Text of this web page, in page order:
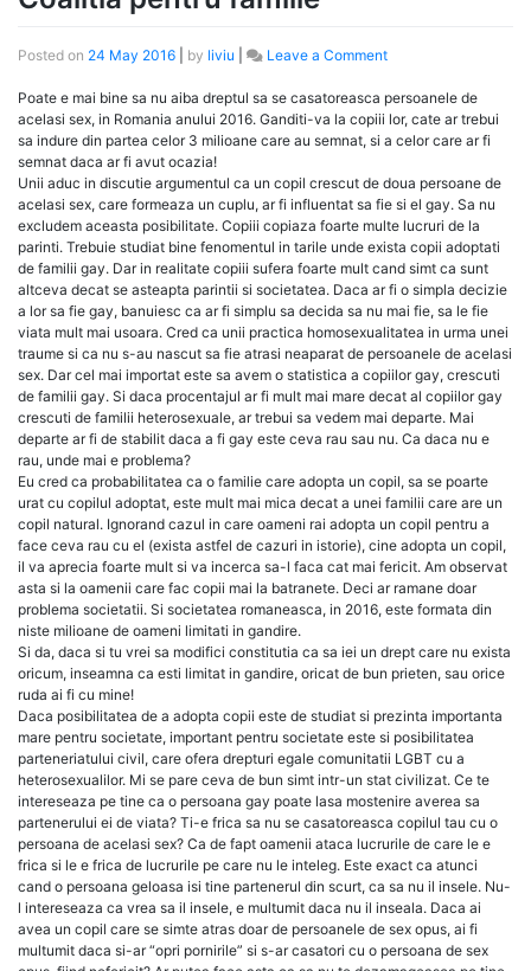
Posted on 24 May 2016 by liviu Leave a Commenton
pentru
familie
Poate e mai bine sa nu aiba dreptul sa se casatoreasca persoanele de
acelasi sex, in Romania anului 2016. Ganditi-va la copiii lor, cate ar trebui
sa indure din partea celor 3 milioane care au semnat, si a celor care ar fi
semnat daca ar fi avut ocazia!
Unii aduc in discutie argumentul ca un copil crescut de doua persoane de
acelasi sex, care formeaza un cuplu, ar fi influentat sa fie si el gay. Sa nu
excludem aceasta posibilitate. Copiii copiaza foarte multe lucruri de la
parinti. Trebuie studiat bine fenomentul in tarile unde exista copii adoptati
de familii gay. Dar in realitate copiii sufera foarte mult cand simt ca sunt
altceva decat se asteapta parintii si societatea. Daca ar fi o simpla decizie
a lor sa fie gay, banuiesc ca ar fi simplu sa decida sa nu mai fie, sa le fie
viata mult mai usoara. Cred ca unii practica homosexualitatea in urma unei
traume si ca nu s-au nascut sa fie atrasi neaparat de persoanele de acelasi
sex. Dar cel mai importat este sa avem o statistica a copiilor gay, crescuti
de familii gay. Si daca procentajul ar fi mult mai mare decat al copiilor gay
crescuti de familii heterosexuale, ar trebui sa vedem mai departe. Mai
departe ar fi de stabilit daca a fi gay este ceva rau sau nu. Ca daca nu e
rau, unde mai e problema?
Eu cred ca probabilitatea ca o familie care adopta un copil, sa se poarte
urat cu copilul adoptat, este mult mai mica decat a unei familii care are un
copil natural. Ignorand cazul in care oameni rai adopta un copil pentru a
face ceva rau cu el (exista astfel de cazuri in istorie), cine adopta un copil,
il va aprecia foarte mult si va incerca sa-l faca cat mai fericit. Am observat
asta si la oamenii care fac copii mai la batranete. Deci ar ramane doar
problema societatii. Si societatea romaneasca, in 2016, este formata din
niste milioane de oameni limitati in gandire.
Si da, daca si tu vrei sa modifici constitutia ca sa iei un drept care nu exista
oricum, inseamna ca esti limitat in gandire, oricat de bun prieten, sau orice
ruda ai fi cu mine!
Daca posibilitatea de a adopta copii este de studiat si prezinta importanta
mare pentru societate, important pentru societate este si posibilitatea
parteneriatului civil, care ofera drepturi egale comunitatii LGBT cu a
heterosexualilor. Mi se pare ceva de bun simt intr-un stat civilizat. Ce te
intereseaza pe tine ca o persoana gay poate lasa mostenire averea sa
partenerului ei de viata? Ti-e frica sa nu se casatoreasca copilul tau cu o
persoana de acelasi sex? Ca de fapt oamenii ataca lucrurile de care le e
frica si le e frica de lucrurile pe care nu le inteleg. Este exact ca atunci
cand o persoana geloasa isi tine partenerul din scurt, ca sa nu il insele. Nu-
l intereseaza ca vrea sa il insele, e multumit daca nu il inseala. Daca ai
avea un copil care se simte atras doar de persoanele de sex opus, ai fi
multumit daca si-ar “opri pornirile” si s-ar casatori cu o persoana de sex